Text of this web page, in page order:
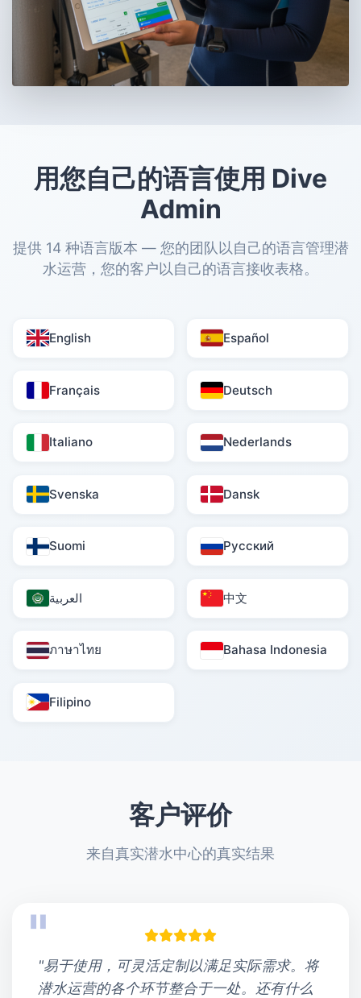
用您自己的语言使用 Dive
Admin
提供 14 种语言版本 — 您的团队以自己的语言管理潜
水运营，您的客户以自己的语言接收表格。
English Español
Français Deutsch
Italiano Nederlands
Svenska Dansk
Suomi Русский
العربية 中文
ภาษาไทย Bahasa Indonesia
Filipino
客户评价
来自真实潜水中心的真实结果
"易于使用，可灵活定制以满足实际需求。将
潜水运营的各个环节整合于一处。还有什么